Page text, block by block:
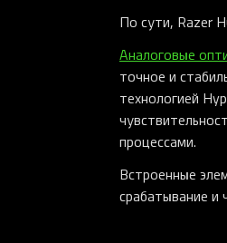
По сути, Razer
Аналоговые
точное и
технологией
процессами.
Встроенные
срабатывание и